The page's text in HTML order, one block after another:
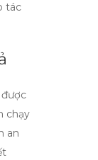
tác
được
chạy
an